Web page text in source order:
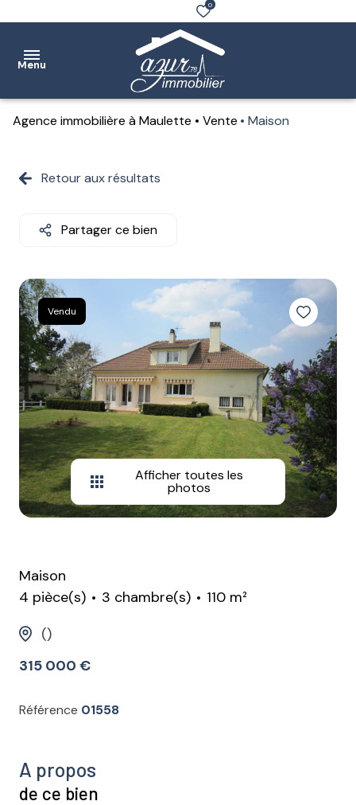
0
Menu
Ventes
Notre
Estimation
Contact
Agence immobilière à Maulette Vente Maison
Retour aux résultats
Partager ce bien
Vendu
Afficher toutes les
photos
Maison
4 pièce(s)
3 chambre(s)
110 m²
()
315 000 €
Référence 01558
A propos
de ce bien